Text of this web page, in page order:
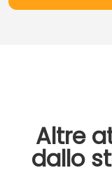
Altre
dallo